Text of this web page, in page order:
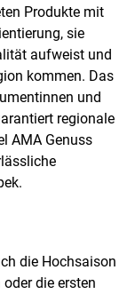
Produkte mit
sie
aufweist und
kommen. Das
und
regionale
AMA Genuss
die Hochsaison
die ersten